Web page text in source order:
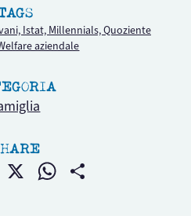
Istat, Millennials,Quoziente
aziendale
Facebook
X WhatsApp